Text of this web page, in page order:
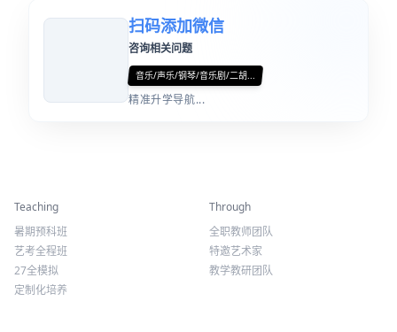
北京市朝阳区中国音乐学院往东200米安翔里社区（风华国韵楼）
扫码添加微信
咨询相关问题
音乐/声乐/钢琴/音乐剧/二胡...
精彩活动
Teaching
暑期预科班
艺考全程班
27全模拟
师资力量
Through
全职教师团队
特邀艺术家